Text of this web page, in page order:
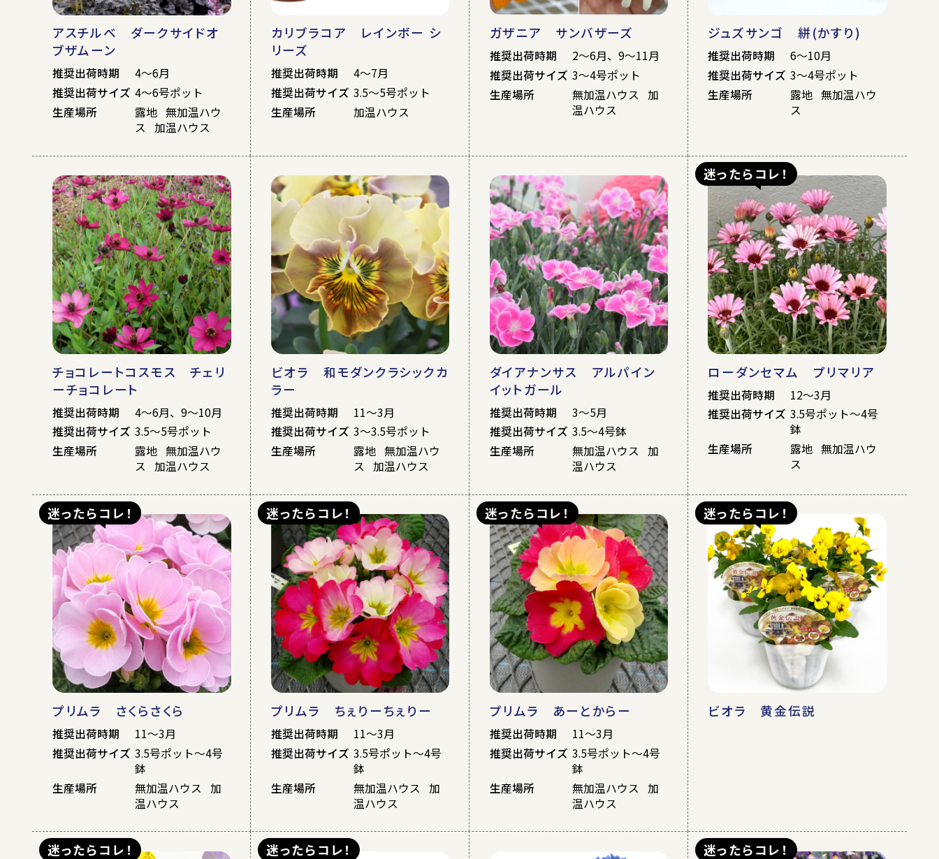
アスチルベ ダークサイドオ
ブザムーン
推奨出荷時期
4～6月
推奨出荷サイズ 4～6号ポット
生産場所
露地 無加温ハウ
ス 加温ハウス
カリブラコア レインボー シ
リーズ
推奨出荷時期
4～7月
推奨出荷サイズ 3.5～5号ポット
生産場所
加温ハウス
ガザニア サンバザーズ
推奨出荷時期
2～6月、9～11月
推奨出荷サイズ 3～4号ポット
生産場所
無加温ハウス 加
温ハウス
ジュズサンゴ 絣(かすり)
推奨出荷時期
6～10月
推奨出荷サイズ 3～4号ポット
生産場所
露地 無加温ハウ
ス
チョコレートコスモス チェリ
ーチョコレート
推奨出荷時期
4～6月、9～10月
推奨出荷サイズ 3.5～5号ポット
生産場所
露地 無加温ハウ
ス 加温ハウス
ビオラ 和モダンクラシックカ
ラー
推奨出荷時期
11～3月
推奨出荷サイズ 3～3.5号ポット
生産場所
露地 無加温ハウ
ス 加温ハウス
ダイアナンサス アルパイン
イットガール
推奨出荷時期
3～5月
推奨出荷サイズ 3.5～4号鉢
生産場所
無加温ハウス 加
温ハウス
迷ったらコレ！
ローダンセマム プリマリア
推奨出荷時期
12～3月
推奨出荷サイズ 3.5号ポット～4号
鉢
生産場所
露地 無加温ハウ
ス
迷ったらコレ！
プリムラ さくらさくら
推奨出荷時期
11～3月
推奨出荷サイズ 3.5号ポット～4号
鉢
生産場所
無加温ハウス 加
温ハウス
迷ったらコレ！
プリムラ ちぇりーちぇりー
推奨出荷時期
11～3月
推奨出荷サイズ 3.5号ポット～4号
鉢
生産場所
無加温ハウス 加
温ハウス
迷ったらコレ！
プリムラ あーとからー
推奨出荷時期
11～3月
推奨出荷サイズ 3.5号ポット～4号
鉢
生産場所
無加温ハウス 加
温ハウス
迷ったらコレ！
ビオラ 黄金伝説
迷ったらコレ！ 迷ったらコレ！ 迷ったらコレ！